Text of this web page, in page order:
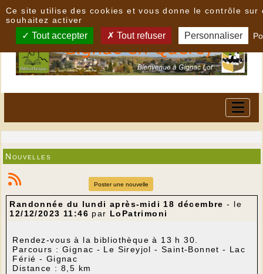
Nouvelles
Poster une nouvelle
Randonnée du lundi après-midi 18 décembre - le
12/12/2023 11:46 par LoPatrimoni
Rendez-vous à la bibliothèque à 13 h 30.
Parcours : Gignac - Le Sireyjol - Saint-Bonnet - Lac
Férié - Gignac
Distance : 8,5 km
Ce site utilise des cookies et vous donne le contrôle sur
souhaitez activer
Tout accepter Tout refuser Personnaliser